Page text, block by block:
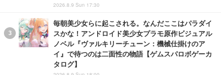
2026.8.9 Sun 17:30
毎朝美少女らに起こされる。なんだここはパラダイ
スかな！アンドロイド美少女プラモ原作ビジュアル
ノベル『ヴァルキリーチューン：機械仕掛けのア
イ』で待つのは二面性の物語【ゲムスパロボゲーカ
タログ】